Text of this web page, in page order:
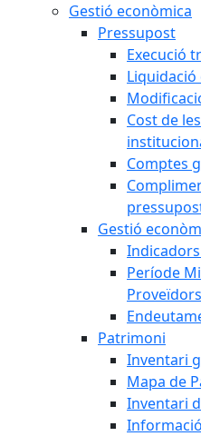
Gestió econòmica
Pressupost
Execució
Cost de
Comptes
Gestió
Període
Patrimoni
Inventari
Mapa de
Inventari